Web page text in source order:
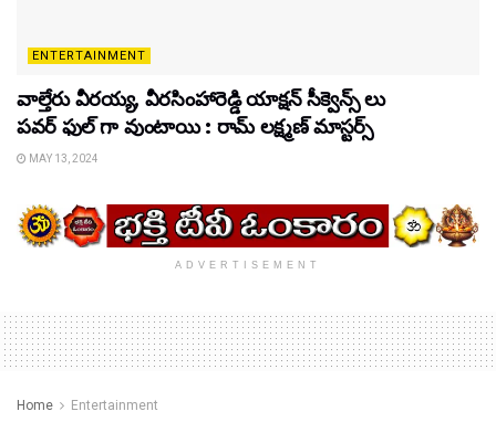
ENTERTAINMENT
వాల్తేరు వీరయ్య, వీరసింహారెడ్డి యాక్షన్ సీక్వెన్స్ లు
పవర్ ఫుల్ గా వుంటాయి : రామ్ లక్ష్మణ్ మాస్టర్స్
MAY 13, 2024
ADVERTISEMENT
Home Entertainment